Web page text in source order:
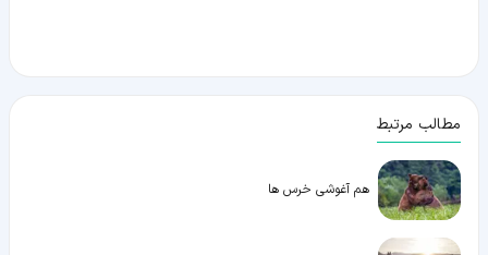
مطالب مرتبط
هم آغوشی خرس ها